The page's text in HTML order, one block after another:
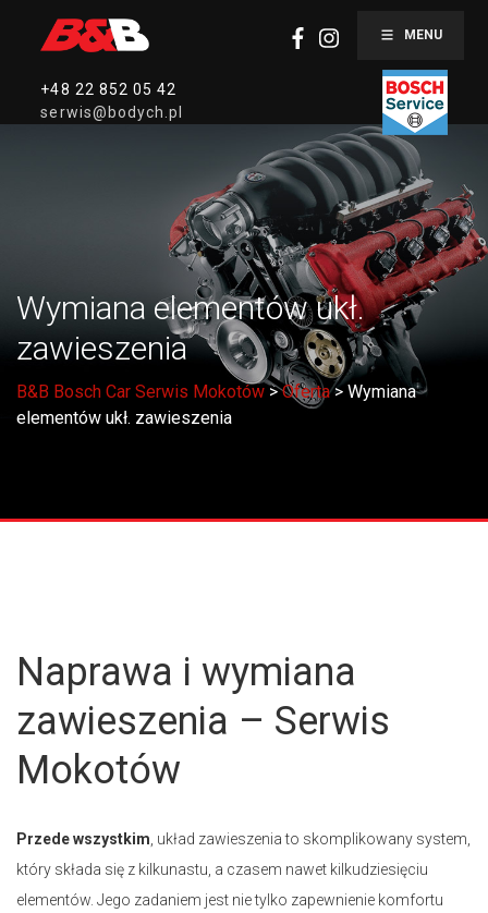
MENU
+48 22 852 05 42
serwis@bodych.pl
Wymiana elementów ukł.
zawieszenia
B&B Bosch Car Serwis Mokotów>Oferta> Wymiana
elementów ukł. zawieszenia
Naprawa i wymiana
zawieszenia – Serwis
Mokotów
Przede wszystkim , układ zawieszenia to skomplikowany system,
który składa się z kilkunastu, a czasem nawet kilkudziesięciu
elementów. Jego zadaniem jest nie tylko zapewnienie komfortu